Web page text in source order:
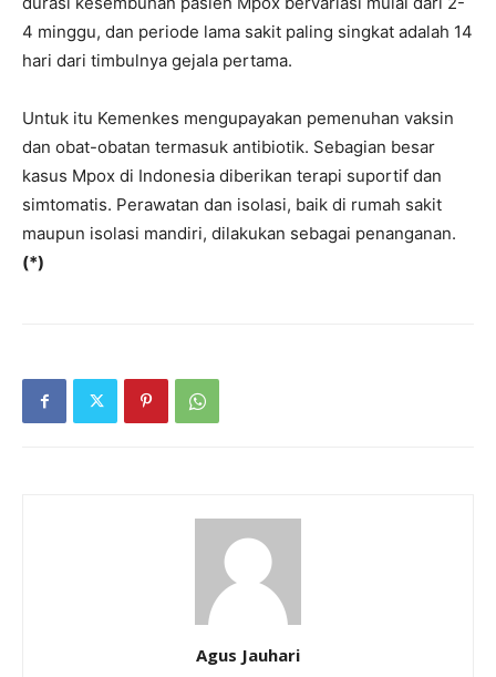
4 minggu, dan periode lama sakit paling singkat adalah 14
hari dari timbulnya gejala pertama.
Untuk itu Kemenkes mengupayakan pemenuhan vaksin
dan obat-obatan termasuk antibiotik. Sebagian besar
kasus Mpox di Indonesia diberikan terapi suportif dan
simtomatis. Perawatan dan isolasi, baik di rumah sakit
maupun isolasi mandiri, dilakukan sebagai penanganan.
(*)
Agus Jauhari